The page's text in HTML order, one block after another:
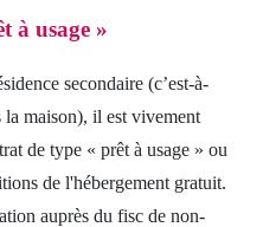
à usage »
secondaire (c’est-à-
la maison), il est vivement
de type « prêt à usage » ou
de l'hébergement gratuit.
auprès du fisc de non-